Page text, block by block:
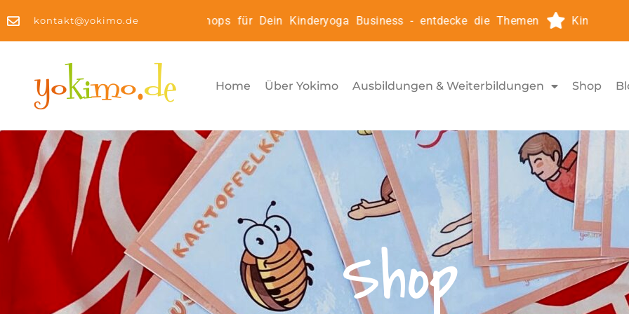
kontakt@yokimo.de
Kinderyoga2Go: Online Workshops für Dein Kinderyoga Business - entdecke die Themen
Home Über Yokimo Ausbildungen & Weiterbildungen Shop
Shop